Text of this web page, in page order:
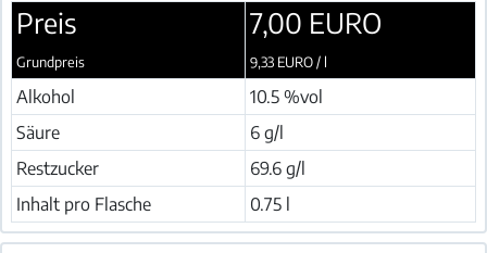
Preis
Grundpreis
7,00 EURO
9,33 EURO / l
Alkohol
10.5 %vol
Säure
6 g/l
Restzucker
69.6 g/l
Inhalt pro Flasche
0.75 l